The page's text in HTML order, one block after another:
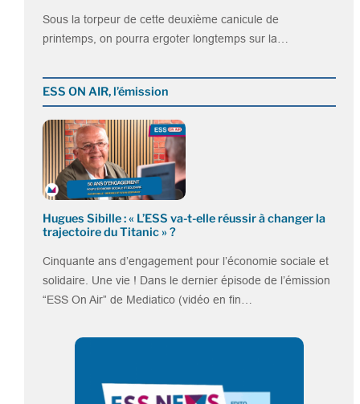
Sous la torpeur de cette deuxième canicule de
printemps, on pourra ergoter longtemps sur la…
ESS ON AIR, l’émission
Hugues Sibille : « L’ESS va-t-elle réussir à changer la
trajectoire du Titanic » ?
Cinquante ans d’engagement pour l’économie sociale et
solidaire. Une vie ! Dans le dernier épisode de l’émission
“ESS On Air” de Mediatico (vidéo en fin…